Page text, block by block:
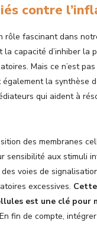
contre
rôle fascinant dans
la capacité d’inhiber la
Mais ce n’est
la synthèse
qui aident à
des membranes
sensibilité aux stimuli
voies de
excessives.
est une clé pour
fin de compte,